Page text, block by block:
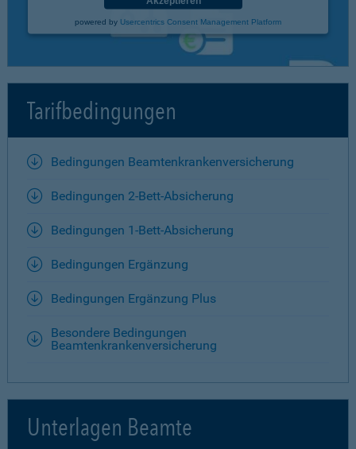
powered by Usercentrics Consent Management Platform
Tarifbedingungen
Bedingungen Beamtenkrankenversicherung
Bedingungen 2-Bett-Absicherung
Bedingungen 1-Bett-Absicherung
Bedingungen Ergänzung
Bedingungen Ergänzung Plus
Besondere Bedingungen
Beamtenkrankenversicherung
Unterlagen Beamte